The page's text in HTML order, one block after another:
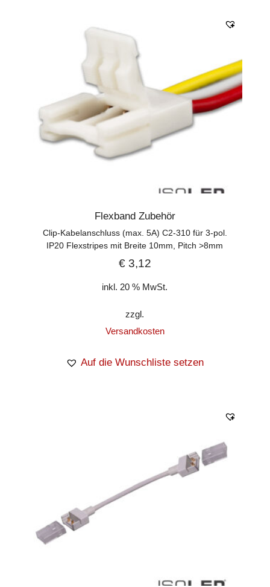
Flexband Zubehör
Clip-Kabelanschluss (max. 5A) C2-310 für 3-pol.
IP20 Flexstripes mit Breite 10mm, Pitch >8mm
€3,12
inkl. 20 % MwSt.
zzgl.
Versandkosten
Auf die Wunschliste setzen